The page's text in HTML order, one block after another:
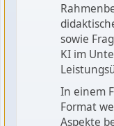
sowie
KI im
In einem
Format
Aspekte